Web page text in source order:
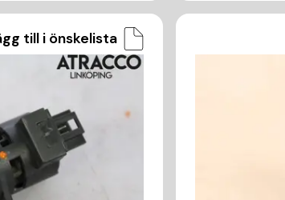
till i önskelista